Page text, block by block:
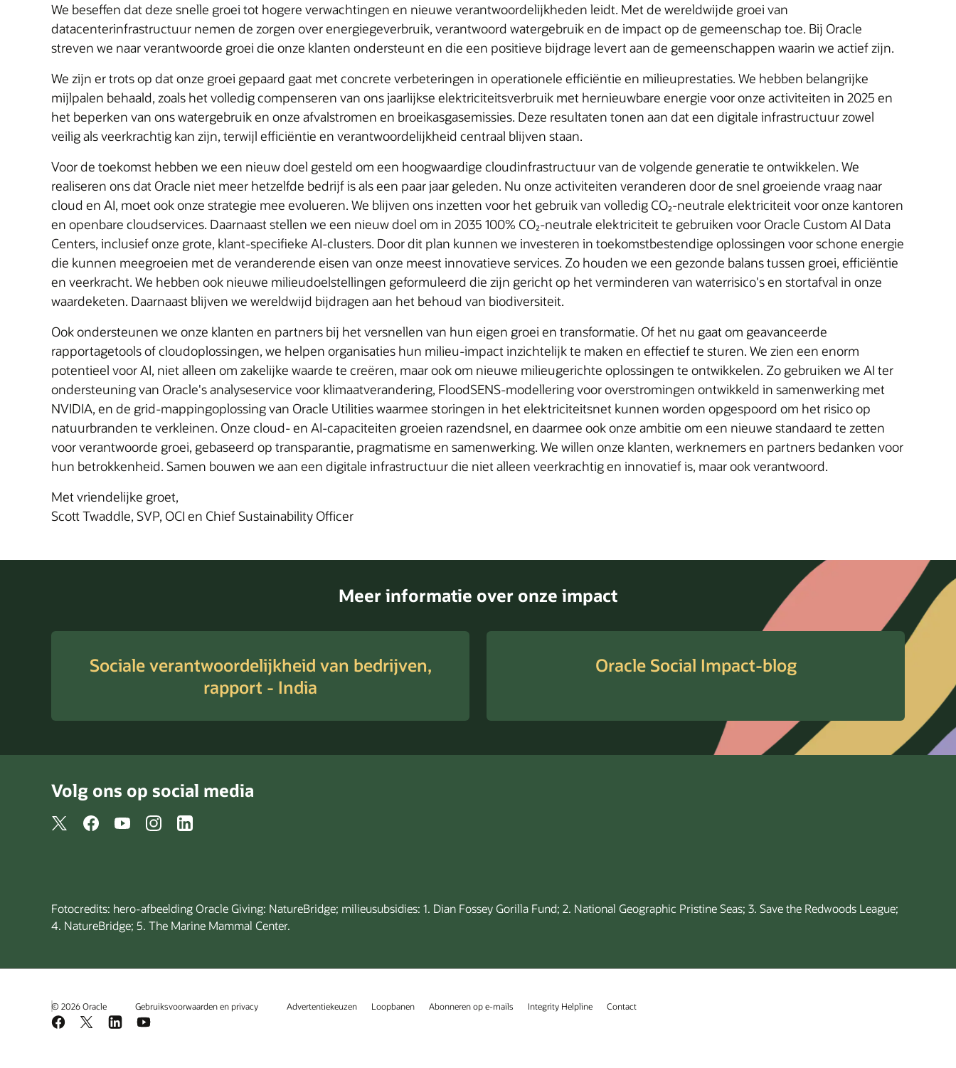
We beseffen dat deze snelle groei tot hogere verwachtingen en nieuwe verantwoordelijkheden leidt. Met de wereldwijde groei van
datacenterinfrastructuur nemen de zorgen over energiegeverbruik, verantwoord watergebruik en de impact op de gemeenschap toe. Bij Oracle
streven we naar verantwoorde groei die onze klanten ondersteunt en die een positieve bijdrage levert aan de gemeenschappen waarin we actief zijn.
We zijn er trots op dat onze groei gepaard gaat met concrete verbeteringen in operationele efficiëntie en milieuprestaties. We hebben belangrijke
mijlpalen behaald, zoals het volledig compenseren van ons jaarlijkse elektriciteitsverbruik met hernieuwbare energie voor onze activiteiten in 2025 en
het beperken van ons watergebruik en onze afvalstromen en broeikasgasemissies. Deze resultaten tonen aan dat een digitale infrastructuur zowel
veilig als veerkrachtig kan zijn, terwijl efficiëntie en verantwoordelijkheid centraal blijven staan.
Voor de toekomst hebben we een nieuw doel gesteld om een hoogwaardige cloudinfrastructuur van de volgende generatie te ontwikkelen. We
realiseren ons dat Oracle niet meer hetzelfde bedrijf is als een paar jaar geleden. Nu onze activiteiten veranderen door de snel groeiende vraag naar
cloud en AI, moet ook onze strategie mee evolueren. We blijven ons inzetten voor het gebruik van volledig CO₂‑neutrale elektriciteit voor onze kantoren
en openbare cloudservices. Daarnaast stellen we een nieuw doel om in 2035 100% CO₂‑neutrale elektriciteit te gebruiken voor Oracle Custom AI Data
Centers, inclusief onze grote, klant-specifieke AI‑clusters. Door dit plan kunnen we investeren in toekomstbestendige oplossingen voor schone energie
die kunnen meegroeien met de veranderende eisen van onze meest innovatieve services. Zo houden we een gezonde balans tussen groei, efficiëntie
en veerkracht. We hebben ook nieuwe milieudoelstellingen geformuleerd die zijn gericht op het verminderen van waterrisico's en stortafval in onze
waardeketen. Daarnaast blijven we wereldwijd bijdragen aan het behoud van biodiversiteit.
Ook ondersteunen we onze klanten en partners bij het versnellen van hun eigen groei en transformatie. Of het nu gaat om geavanceerde
rapportagetools of cloudoplossingen, we helpen organisaties hun milieu‑impact inzichtelijk te maken en effectief te sturen. We zien een enorm
potentieel voor AI, niet alleen om zakelijke waarde te creëren, maar ook om nieuwe milieugerichte oplossingen te ontwikkelen. Zo gebruiken we AI ter
ondersteuning van Oracle's analyseservice voor klimaatverandering, FloodSENS-modellering voor overstromingen ontwikkeld in samenwerking met
NVIDIA, en de grid-mappingoplossing van Oracle Utilities waarmee storingen in het elektriciteitsnet kunnen worden opgespoord om het risico op
natuurbranden te verkleinen. Onze cloud‑ en AI‑capaciteiten groeien razendsnel, en daarmee ook onze ambitie om een nieuwe standaard te zetten
voor verantwoorde groei, gebaseerd op transparantie, pragmatisme en samenwerking. We willen onze klanten, werknemers en partners bedanken voor
hun betrokkenheid. Samen bouwen we aan een digitale infrastructuur die niet alleen veerkrachtig en innovatief is, maar ook verantwoord.
Met vriendelijke groet,
Scott Twaddle, SVP, OCI en Chief Sustainability Officer
Meer informatie over onze impact
Sociale verantwoordelijkheid van bedrijven,
rapport - India
Oracle Social Impact-blog
Volg ons op social media
Fotocredits: hero-afbeelding Oracle Giving: NatureBridge; milieusubsidies: 1. Dian Fossey Gorilla Fund; 2. National Geographic Pristine Seas; 3. Save the Redwoods League;
4. NatureBridge; 5. The Marine Mammal Center.
© 2026 Oracle Gebruiksvoorwaarden en privacy Advertentiekeuzen Loopbanen Abonneren op e-mails Integrity Helpline Contact
Facebook
X LinkedInYouTube